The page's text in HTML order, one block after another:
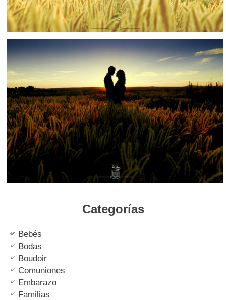
Categorías
Bebés
Bodas
Boudoir
Comuniones
Embarazo
Familias